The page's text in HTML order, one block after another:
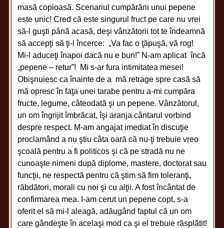
masă copioasă. Scenariul cumpărării unui pepene
este unic! Cred că este singurul fruct pe care nu vrei
să-l guşti până acasă, deşi vânzătorii tot te îndeamnă
să accepţi să ţi-l încerce: „Va fac o ţăpuşă, vă rog!
Mi-l aduceţi înapoi dacă nu e bun!” N-am aplicat încă
„pepene – retur”! Mi s-ar fura intimitatea mesei!
Obişnuiesc ca înainte de a mă retrage spre casă să
mă opresc în faţa unei tarabe pentru a-mi cumpăra
fructe, legume, câteodată şi un pepene. Vânzătorul,
un om îngrijit îmbrăcat, îşi aranja cântarul vorbind
despre respect. M-am angajat imediat în discuţie
proclamând a nu ştiu câta oară că nu-ţi trebuie vreo
şcoală pentru a fi politicos şi că pe stradă nu ne
cunoaşte nimeni după diplome, mastere, doctorat sau
funcţii, ne respectă pentru că ştim să fim toleranţi,
răbdători, morali cu noi şi cu alţii. A fost încântat de
confirmarea mea. I-am cerut un pepene copt, s-a
oferit el să mi-l aleagă, adăugând faptul că un om
care gândeşte în acelaşi mod ca şi el trebuie răsplătit!